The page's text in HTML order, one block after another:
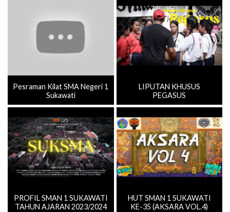
Pesraman Kilat SMA Negeri 1
Sukawati
LIPUTAN KHUSUS
PEGASUS
PROFIL SMAN 1 SUKAWATI
TAHUN AJARAN 2023/2024
HUT SMAN 1 SUKAWATI
KE-35 (AKSARA VOL.4)